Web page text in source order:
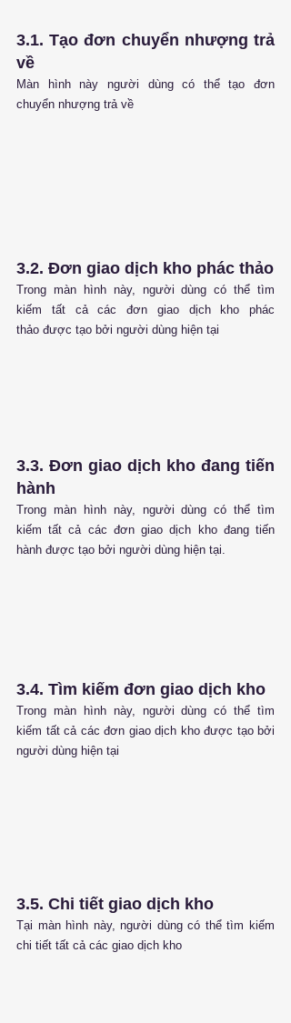
3.1. Tạo đơn chuyển nhượng trả
về
Màn hình này người dùng có thể tạo đơn
chuyển nhượng trả về
3.2. Đơn giao dịch kho phác thảo
Trong màn hình này, người dùng có thể tìm
kiếm tất cả các đơn giao dịch kho phác
thảo được tạo bởi người dùng hiện tại
3.3. Đơn giao dịch kho đang tiến
hành
Trong màn hình này, người dùng có thể tìm
kiếm tất cả các đơn giao dịch kho đang tiến
hành được tạo bởi người dùng hiện tại.
3.4. Tìm kiếm đơn giao dịch kho
Trong màn hình này, người dùng có thể tìm
kiếm tất cả các đơn giao dịch kho được tạo bởi
người dùng hiện tại
3.5. Chi tiết giao dịch kho
Tại màn hình này, người dùng có thể tìm kiếm
chi tiết tất cả các giao dịch kho